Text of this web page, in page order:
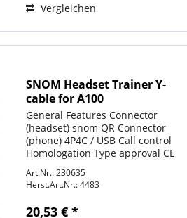
Vergleichen
SNOM Headset Trainer Y-
cable for A100
General Features Connector
(headset) snom QR Connector
(phone) 4P4C / USB Call control
Homologation Type approval CE
Art.Nr.: 230635
Herst.Art.Nr.:4483
20,53 € *